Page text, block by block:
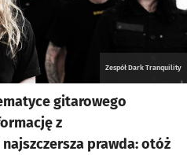
Zespół Dark Tranquility
gitarowego
z
prawda: otóż